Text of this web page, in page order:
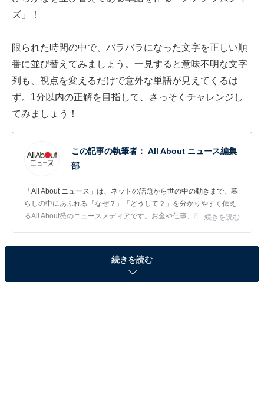
ズ」！
限られた時間の中で、バラバラになった文字を正しい順
番に並び替えてみましょう。一見すると意味不明な文字
列も、視点を変えるだけで意外な単語が見えてくるは
ず。1分以内の正解を目指して、さっそくチャレンジし
てみましょう！
この記事の執筆者： All About ニュース編集
部
「All About ニュース」は、ネットの話題から世の中の動きまで、暮
らしの中にあふれる「なぜ？」「どうして？」を分かりやすく伝え
るAll About発のニュースメディアです。お金や仕事、恋愛、ITに関
...続きを読む
問題：「り か ざ く び」続きを読む